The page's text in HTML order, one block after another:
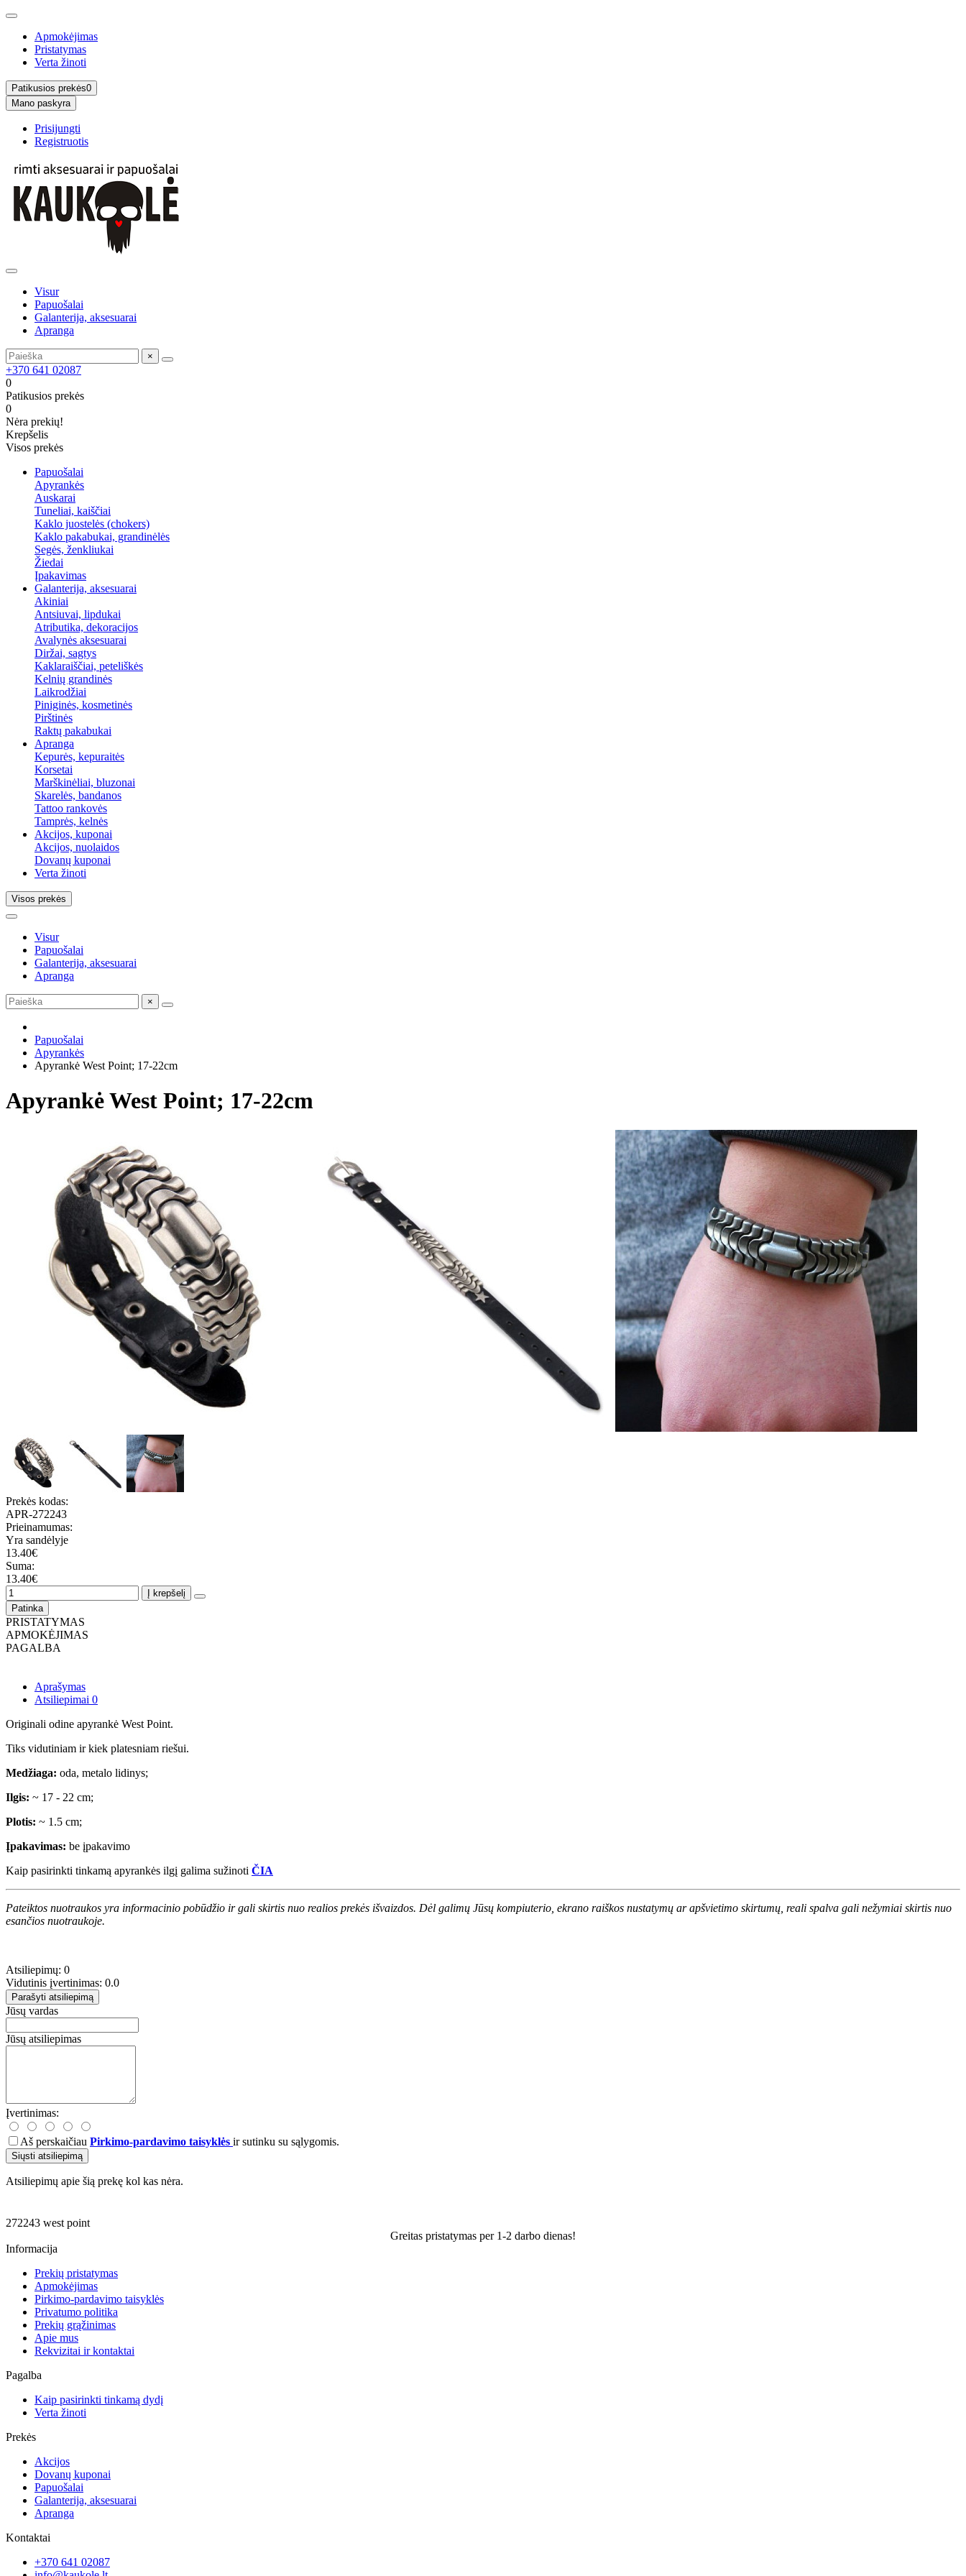
Apmokėjimas
Pristatymas
Verta žinoti
Patikusios prekės0
Mano paskyra
Prisijungti
Registruotis
Visur
Papuošalai
Galanterija, aksesuarai
Apranga
×
+370 641 02087
0
Patikusios prekės
0
Nėra prekių!
Krepšelis
Visos prekės
Papuošalai
Apyrankės
Auskarai
Tuneliai, kaiščiai
Kaklo juostelės (chokers)
Kaklo pakabukai, grandinėlės
Segės, ženkliukai
Žiedai
Įpakavimas
Galanterija, aksesuarai
Akiniai
Antsiuvai, lipdukai
Atributika, dekoracijos
Avalynės aksesuarai
Diržai, sagtys
Kaklaraiščiai, peteliškės
Kelnių grandinės
Laikrodžiai
Piniginės, kosmetinės
Pirštinės
Raktų pakabukai
Apranga
Kepurės, kepuraitės
Korsetai
Marškinėliai, bluzonai
Skarelės, bandanos
Tattoo rankovės
Tamprės, kelnės
Akcijos, kuponai
Akcijos, nuolaidos
Dovanų kuponai
Verta žinoti
Visos prekės
Visur
Papuošalai
Galanterija, aksesuarai
Apranga
×
Papuošalai
Apyrankės
Apyrankė West Point; 17-22cm
Apyrankė West Point; 17-22cm
Prekės kodas:
APR-272243
Prieinamumas:
Yra sandėlyje
13.40€
Suma:
13.40€
Į krepšelį
Patinka
PRISTATYMAS
APMOKĖJIMAS
PAGALBA
Aprašymas
Atsiliepimai 0
Originali odine apyrankė West Point.
Tiks vidutiniam ir kiek platesniam riešui.
Medžiaga: oda, metalo lidinys;
Ilgis: ~ 17 - 22 cm;
Plotis: ~ 1.5 cm;
Įpakavimas: be įpakavimo
Kaip pasirinkti tinkamą apyrankės ilgį galima sužinoti ČIA
Pateiktos nuotraukos yra informacinio pobūdžio ir gali skirtis nuo realios prekės išvaizdos. Dėl galimų Jūsų kompiuterio, ekrano raiškos nustatymų ar apšvietimo skirtumų, reali spalva gali nežymiai skirtis nuo
esančios nuotraukoje.
Atsiliepimų: 0
Vidutinis įvertinimas: 0.0
Parašyti atsiliepimą
Jūsų vardas
Jūsų atsiliepimas
Įvertinimas:
Aš perskaičiau Pirkimo-pardavimo taisyklės ir sutinku su sąlygomis.
Siųsti atsiliepimą
Atsiliepimų apie šią prekę kol kas nėra.
272243 west point
Greitas pristatymas per 1-2 darbo dienas!
Informacija
Prekių pristatymas
Apmokėjimas
Pirkimo-pardavimo taisyklės
Privatumo politika
Prekių grąžinimas
Apie mus
Rekvizitai ir kontaktai
Pagalba
Kaip pasirinkti tinkamą dydį
Verta žinoti
Prekės
Akcijos
Dovanų kuponai
Papuošalai
Galanterija, aksesuarai
Apranga
Kontaktai
+370 641 02087